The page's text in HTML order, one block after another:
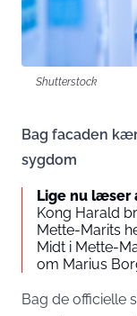
Shutterstock
Bag facaden
sygdom
Lige nu læser
Kong Harald
Mette-Marits
Midt i Mette-
om Marius
Bag de officielle